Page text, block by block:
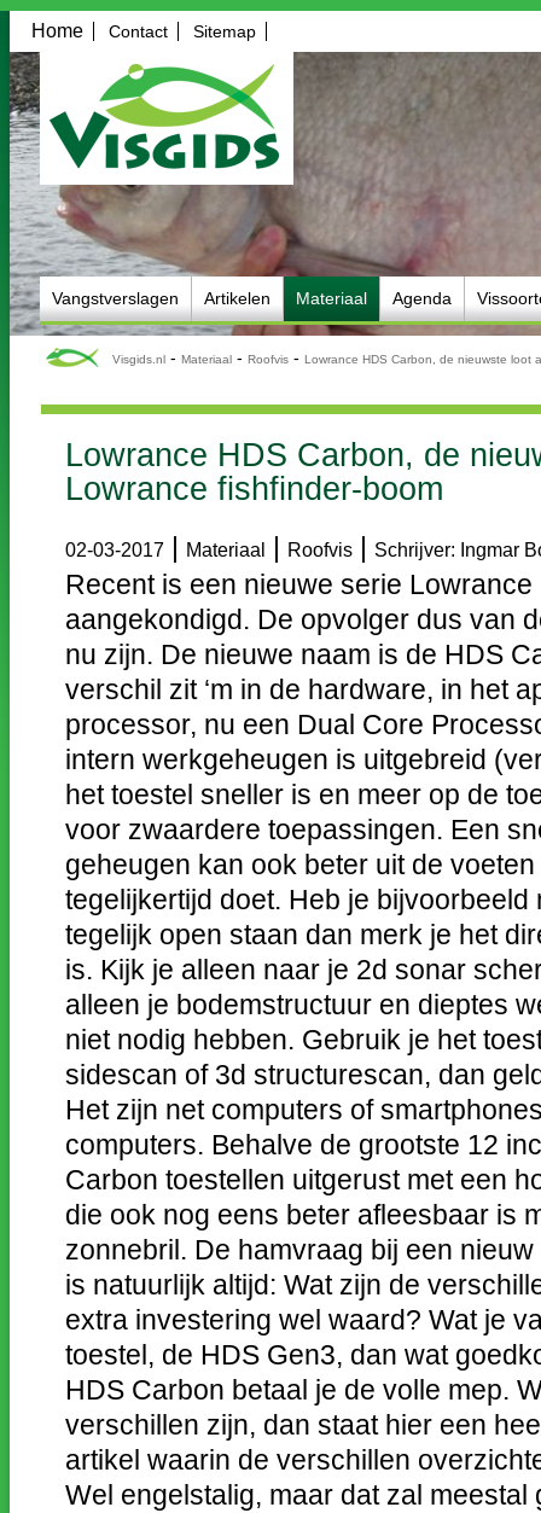
Home Contact Sitemap
Vangstverslagen Artikelen Materiaal Agenda
Visgids.nl - Materiaal - Roofvis - Lowrance HDS Carbon, de nieuwste loot
Lowrance HDS Carbon, de
Lowrance fishfinder-boom
02-03-2017 | Materiaal | Roofvis | Schrijver: Ingmar
Recent is een nieuwe serie
aangekondigd. De opvolger dus van
nu zijn. De nieuwe naam is de HDS
verschil zit ‘m in de hardware, in het
processor, nu een Dual Core
intern werkgeheugen is uitgebreid
het toestel sneller is en meer op de
voor zwaardere toepassingen. Een
geheugen kan ook beter uit de
tegelijkertijd doet. Heb je
tegelijk open staan dan merk je het
is. Kijk je alleen naar je 2d sonar
alleen je bodemstructuur en dieptes
niet nodig hebben. Gebruik je het
sidescan of 3d structurescan, dan
Het zijn net computers of
computers. Behalve de grootste 12
Carbon toestellen uitgerust met een
die ook nog eens beter afleesbaar is
zonnebril. De hamvraag bij een
is natuurlijk altijd: Wat zijn de
extra investering wel waard? Wat je
toestel, de HDS Gen3, dan wat
HDS Carbon betaal je de volle mep.
verschillen zijn, dan staat hier een
artikel waarin de verschillen
Wel engelstalig, maar dat zal meestal